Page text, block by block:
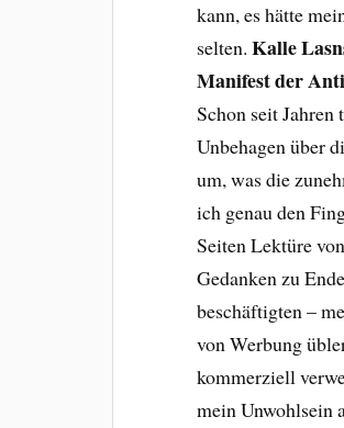
kann, es hätte
selten.Kalle
Manifest der
Schon seit Jahren
Unbehagen über
um, was die
ich genau den
Seiten Lektüre
Gedanken zu
beschäftigten –
von Werbung
kommerziell
mein Unwohlsein